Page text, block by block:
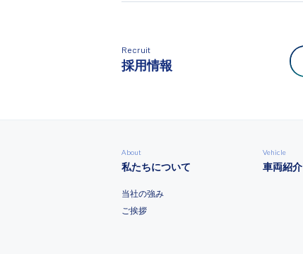
Recruit
採用情報
About
私たちについて
当社の強み
ご挨拶
Vehicle
車両紹介